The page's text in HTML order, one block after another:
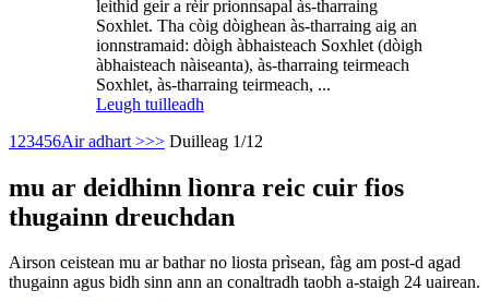
leithid geir a rèir prionnsapal às-tharraing
Soxhlet. Tha còig dòighean às-tharraing aig an
ionnstramaid: dòigh àbhaisteach Soxhlet (dòigh
àbhaisteach nàiseanta), às-tharraing teirmeach
Soxhlet, às-tharraing teirmeach, ...
Leugh tuilleadh
1 23456Air adhart >>> Duilleag 1/12
mu ar deidhinn lìonra reic cuir fios
thugainn dreuchdan
Airson ceistean mu ar bathar no liosta prìsean, fàg am post-d agad
thugainn agus bidh sinn ann an conaltradh taobh a-staigh 24 uairean.